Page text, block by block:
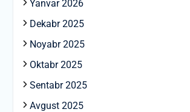
Yanvar 2026
Dekabr 2025
Noyabr 2025
Oktabr 2025
Sentabr 2025
Avgust 2025